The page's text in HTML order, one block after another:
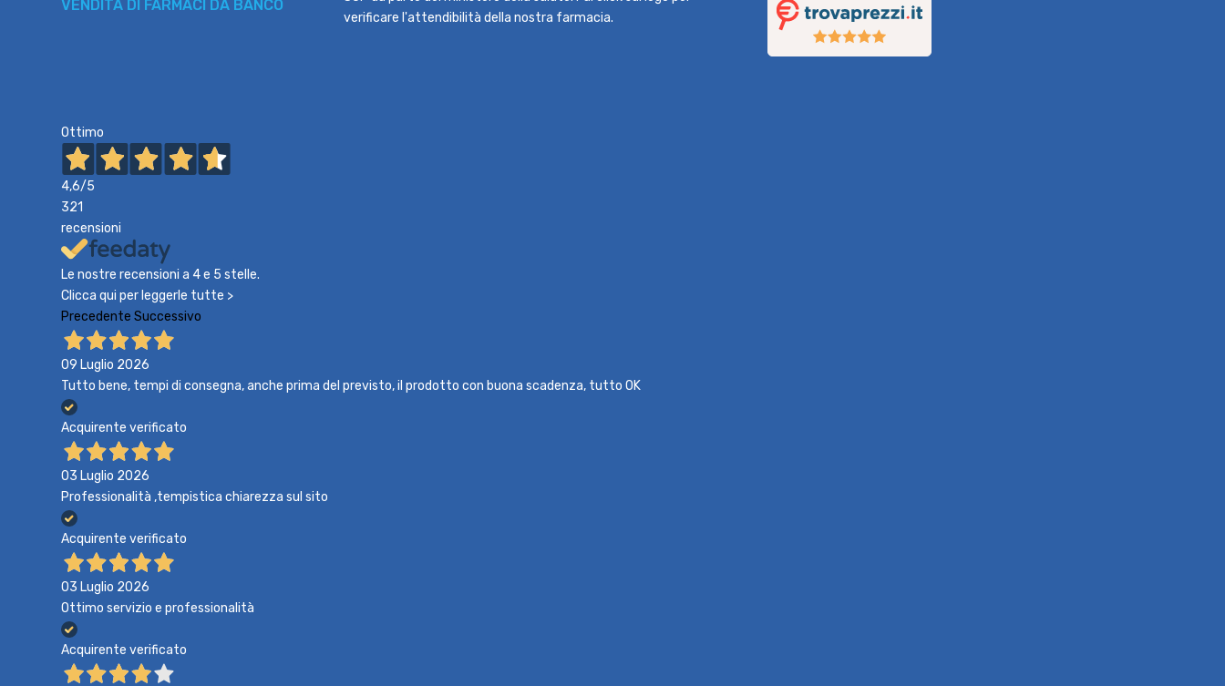
VENDITA DI FARMACI DA BANCO
verificare l'attendibilità della nostra farmacia.
Ottimo
4,6/5
321
recensioni
Le nostre recensioni a 4 e 5 stelle.
Clicca qui per leggerle tutte >
Precedente Successivo
09 Luglio 2026
Tutto bene, tempi di consegna, anche prima del previsto, il prodotto con buona scadenza, tutto OK
Acquirente verificato
03 Luglio 2026
Professionalità ,tempistica chiarezza sul sito
Acquirente verificato
03 Luglio 2026
Ottimo servizio e professionalità
Acquirente verificato